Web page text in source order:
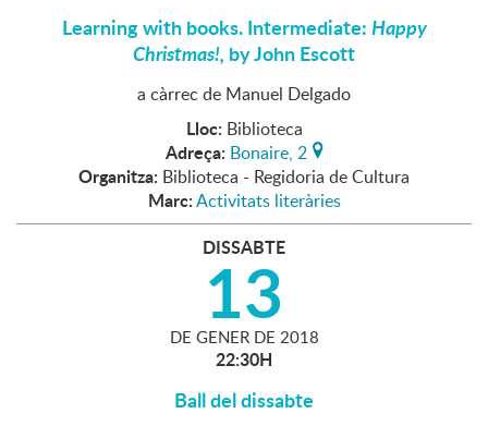
Learning with books. Intermediate:Happy
Christmas!, by John Escott
a càrrec de Manuel Delgado
Lloc: Biblioteca
Adreça: Bonaire, 2
Organitza: Biblioteca - Regidoria de Cultura
Marc:Activitats literàries
DISSABTE
13
DE GENER DE 2018
22:30H
Ball del dissabte